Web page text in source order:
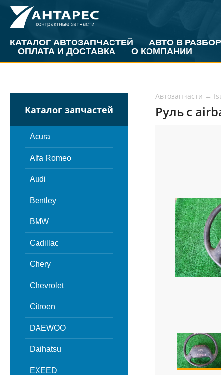
КАТАЛОГ АВТОЗАПЧАСТЕЙ
АВТО В РАЗБОР
ОПЛАТА И ДОСТАВКА
О КОМПАНИИ
Каталог запчастей
Acura
Alfa Romeo
Audi
Bentley
BMW
Cadillac
Chery
Chevrolet
Citroen
DAEWOO
Daihatsu
EXEED
Автозапчасти ←
Руль с